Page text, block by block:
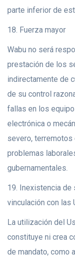
parte inferior de
18. Fuerza mayor
Wabu no será
prestación de los
indirectamente de
de su control
fallas en los
electrónica o
severo, terremotos
problemas
gubernamentales.
19. Inexistencia de
vinculación con las
La utilización del
constituye ni crea
de mandato, como